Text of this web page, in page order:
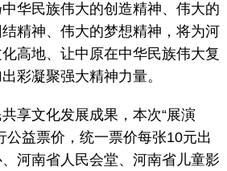
华民族伟大的创造精神、伟大的
精神、伟大的梦想精神，将为河
高地、让中原在中华民族伟大复
彩凝聚强大精神力量。
文化发展成果，本次“展演
公益票价，统一票价每张10元出
河南省人民会堂、河南省儿童影